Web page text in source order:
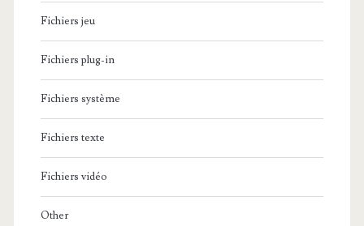
Fichiers jeu
Fichiers plug-in
Fichiers système
Fichiers texte
Fichiers vidéo
Other